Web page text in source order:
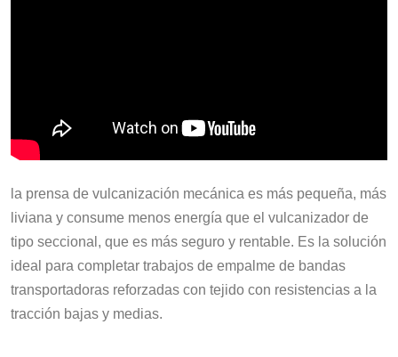
la prensa de vulcanización mecánica es más pequeña, más
liviana y consume menos energía que el vulcanizador de
tipo seccional, que es más seguro y rentable. Es la solución
ideal para completar trabajos de empalme de bandas
transportadoras reforzadas con tejido con resistencias a la
tracción bajas y medias.